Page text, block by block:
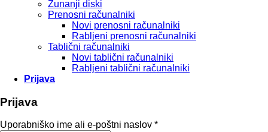
Zunanji diski
Prenosni računalniki
Novi prenosni računalniki
Rabljeni prenosni računalniki
Tablični računalniki
Novi tablični računalniki
Rabljeni tablični računalniki
Prijava
Prijava
Uporabniško ime ali e-poštni naslov *Zahtevano